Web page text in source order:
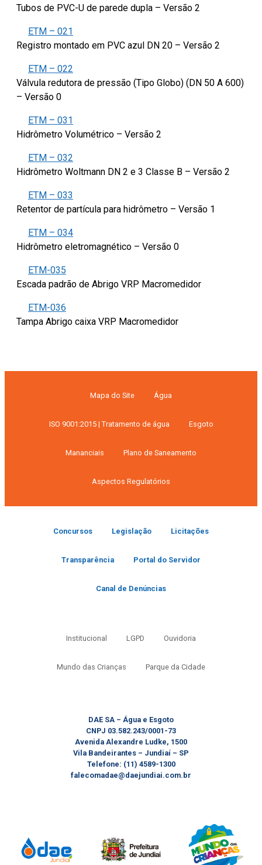
Tubos de PVC-U de parede dupla – Versão 2
ETM – 021
Registro montado em PVC azul DN 20 – Versão 2
ETM – 022
Válvula redutora de pressão (Tipo Globo) (DN 50 A 600)
– Versão 0
ETM – 031
Hidrômetro Volumétrico – Versão 2
ETM – 032
Hidrômetro Woltmann DN 2 e 3 Classe B – Versão 2
ETM – 033
Retentor de partícula para hidrômetro – Versão 1
ETM – 034
Hidrômetro eletromagnético – Versão 0
ETM-035
Escada padrão de Abrigo VRP Macromedidor
ETM-036
Tampa Abrigo caixa VRP Macromedidor
Mapa do Site Água
ISO 9001:2015 | Tratamento de água Esgoto
Mananciais Plano de Saneamento
Aspectos Regulatórios
Concursos Legislação Licitações
Transparência Portal do Servidor
Canal de Denúncias
Institucional LGPD Ouvidoria
Mundo das Crianças Parque da Cidade
DAE SA – Água e Esgoto
CNPJ 03.582.243/0001-73
Avenida Alexandre Ludke, 1500
Vila Bandeirantes – Jundiaí – SP
Telefone: (11) 4589-1300
falecomadae@daejundiai.com.br